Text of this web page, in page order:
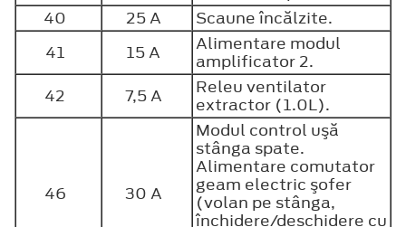
40
25 A
Scaune încălzite.
41
15 A
Alimentare modul
amplificator 2.
42
7,5 A
Releu ventilator
extractor (1.0L).
46 30 A
Modul control uşă
stânga spate.
Alimentare comutator
geam electric şofer
(volan pe stânga,
închidere/deschidere cu